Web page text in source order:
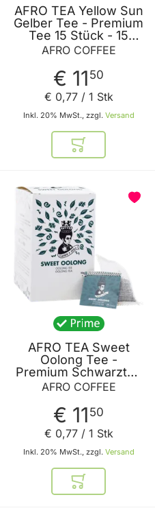
AFRO TEA Yellow Sun
Gelber Tee - Premium
Tee 15 Stück - 15
handgenähte
Teebeutel mit Yellow
Tea aus China von
AFRO COFFEE
AFRO COFFEE
€ 11 50
Inkl. 20% MwSt., zzgl. Versand
€ 0,77/ 1 Stk
In den
AFRO TEA Sweet
Oolong Tee -
Premium Schwarztee
15 Stück - 15
Teebeutel mit Oloong
Tee von AFRO
COFFEE
AFRO COFFEE
€ 11 50
Inkl. 20% MwSt., zzgl. Versand
€ 0,77/ 1 Stk
In den